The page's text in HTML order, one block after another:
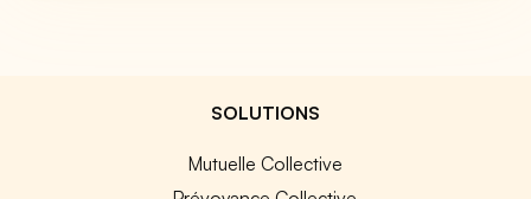
SOLUTIONS
Mutuelle Collective